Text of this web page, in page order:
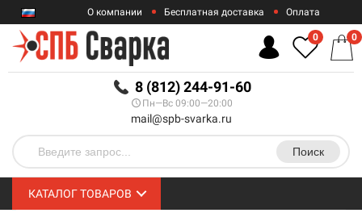
RUB
О компании Бесплатная доставка Оплата
Гарантии
8 (812) 244-91-60
Пн—Вс 09:00—20:00
mail@spb-svarka.ru
Поиск
0 0
КАТАЛОГ ТОВАРОВ